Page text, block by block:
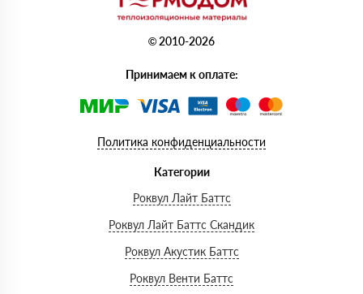
© 2010-2026
Принимаем к оплате:
Политика конфиденциальности
Категории
Роквул Лайт Баттс
Роквул Лайт Баттс Скандик
Роквул Акустик Баттс
Роквул Венти Баттс